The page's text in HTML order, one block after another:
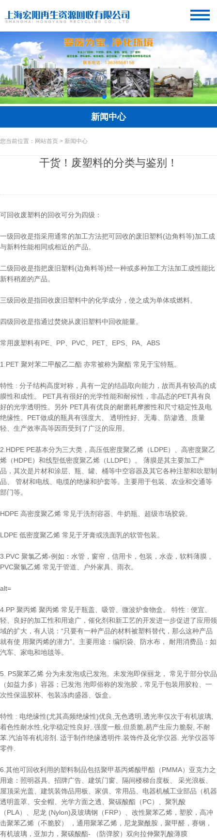
新闻中心
您当前位置：网站首页 > 新闻中心
干货！废塑料的分类与鉴别！
可回收废塑料的回收可分为四级：
一级回收是指采用通常的加工方法把可回收的废旧塑料(边角料等)加工成
与新料性能相同或相近的产品。
二级回收是指把废旧塑料(边角料等)经一种或多种加工方法加工成性能比
新料稍差的产品。
三级回收是指回收废旧塑料中的化学成分，使之成为单体或燃料。
四级回收是指通过焚烧从废旧塑料中回收能量。
常用废塑料有PE、PP、PVC、PET、EPS、PA、ABS
1.PET 聚对苯二甲酸乙二酯 亦常被称为聚酯 常见于宝特瓶。
特性 : 分子结构高度对称，具有一定的结晶取向能力，故而具有较高的成
膜性和成性。 PET具有很好的光学性能和耐候性，非晶态的PET具有良
好的光学透明性。另外 PET具有优良的耐磨耗摩擦性和尺寸稳定性及电
绝缘性。PET做成的瓶具有强度大、 透明性好、无毒、防渗透、质量
轻、生产效率高等因而受到了广泛的应用。
2.HDPE PE基本分为三大类，高压低密度聚乙烯（LDPE）、高密度聚乙
烯（HDPE）和线型低密度聚乙烯（LLDPE）。 薄膜是其主要加工产
品，其次是片材和涂层、瓶、罐、桶等中空容器及其它各种注塑和吹塑制
品、 管材和电线、电缆的绝缘和护套等。主要用于包装、农业和交通等
部门等。
HDPE 高密度聚乙烯 常见于洗剂容器、牛奶瓶、超级市场胶袋。
LDPE 低密度聚乙烯 常见于牙膏或洗面乳的软管包装。
3.PVC 聚氯乙烯-例如：水管，窗帘，信用卡，包装，水壶，软料薄膜 。
PVC聚氯乙烯 常见于管道、户外家具、雨衣。
alt=
4.PP 聚丙烯 聚丙烯 常见于瓶盖、吸管、微波炉食物盒。 特性 : 便宜、
轻、良好的加工性和用途广，催化剂和新工艺的开发进一步促进了应用领
域的扩大，有人说：“只要有一种产品的材料被塑料替代，那么这种产品
就有使 用聚丙烯的潜力”。主要用途：编织袋、防水布， 耐用消费品：如
汽车、家电和地毯等。
5. PS聚苯乙烯 分为未发泡或已发泡。未发泡即保丽龙， 常见于部分饮品
（如益力多）容器；已发泡 泡即俗称的发泡胶，常见于包装用胶粒、一
次性保温胶杯、包装冻肉盛器、饭盒。
特性 : 电绝缘性(尤其高频绝缘性)优良,无色透明,透光率仅次于有机玻璃,
着色性耐水性,化学稳定性良好,.强度一般,但质脆,易产生应力脆裂, 不耐
苯.汽油等有机溶剂. 适于制作绝缘透明件.装饰件及化学仪器. 光学仪器等
零件.
6.其他可回收利用的塑料制品包括聚甲基丙烯酸甲酯（PMMA）亚克力之
用途：照明器具、招牌广告、建筑门窗、隔间楼梯台度板、 采光浪板、
屋顶采光盖、建筑装饰品用板、家俱、常用品、电器机械工业部品（机器
透明盖罩、安全帽、光学方面之透、聚碳酸酯（PC）、聚乳酸
（PLA）、尼龙 (Nylon)及玻璃钢（FRP）、改性聚苯乙烯，塑胶，高冲
击聚苯乙烯（不脆胶） ，通用聚苯乙烯，尼龙聚酰胺，聚甲醛，赛钢，
有机玻璃，亚加力，聚碳酸酯- （防弹胶）双向拉伸聚乳酸薄膜